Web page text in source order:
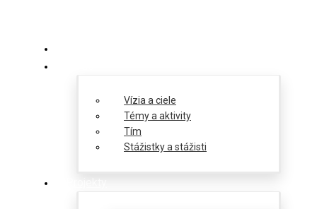
Vízia a ciele
Témy a aktivity
Tím
Stážistky a stážisti